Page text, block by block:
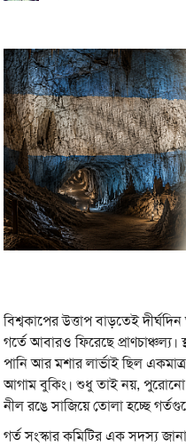
বিশ্বকাপের উত্তাপ বাড়তেই
গর্তে আবারও ফিরেছে প্রাণচাঞ্চল্য।
পানি আর মশার লার্ভাই ছিল
আগাম বুকিং। শুধু তাই নয়,
নীল রঙে সাজিয়ে তোলা হচ্ছে
গর্ত সংস্কার কমিটির এক সদস্য